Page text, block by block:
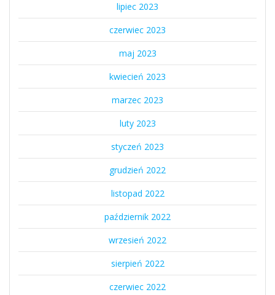
lipiec 2023
czerwiec 2023
maj 2023
kwiecień 2023
marzec 2023
luty 2023
styczeń 2023
grudzień 2022
listopad 2022
październik 2022
wrzesień 2022
sierpień 2022
czerwiec 2022